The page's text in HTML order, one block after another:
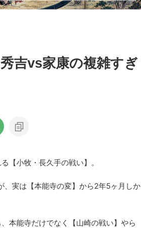
吉vs家康の複雑すぎ
【小牧・長久手の戦い】。
、実は【本能寺の変】から2年5ヶ月しか
本能寺だけでなく【山崎の戦い】やら